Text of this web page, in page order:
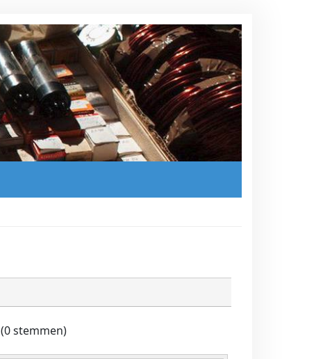
(0 stemmen)